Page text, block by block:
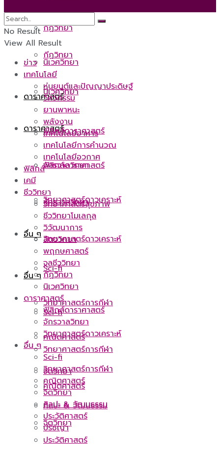
กีฏวิทยา
นิเวศวิทยา
ดาราศาสตร์
ฟิสิกส์ดาราศาสตร์
จักรวาลวิทยา
วิทยาศาสตร์ดาวเคราะห์
อื่น ๆ
Sci-fi
วิทยาศาสตร์การกีฬา
คณิตศาสตร์
จิตวิทยา
กีฏวิทยา
นิเวศวิทยา
ดาราศาสตร์
ฟิสิกส์ดาราศาสตร์
จักรวาลวิทยา
วิทยาศาสตร์ดาวเคราะห์
อื่น ๆ
Sci-fi
วิทยาศาสตร์การกีฬา
คณิตศาสตร์
จิตวิทยา
ศิลปะ & วัฒนธรรม
ประวัติศาสตร์
No Result
View All Result
ข่าว
เทคโนโลยี
หุ่นยนต์และปัญญาประดิษฐ์
วิศวกรรม
ยานพาหนะ
พลังงาน
เทคโนโลยีอาหาร
เทคโนโลยีการคำนวณ
เทคโนโลยีอวกาศ
ฟิสิกส์
เคมี
ชีววิทยา
วิทยาศาสตร์สุขภาพ
ชีววิทยาโมเลกุล
วิวัฒนาการ
สัตววิทยา
พฤกษศาสตร์
จุลชีววิทยา
กีฏวิทยา
นิเวศวิทยา
ดาราศาสตร์
ฟิสิกส์ดาราศาสตร์
จักรวาลวิทยา
วิทยาศาสตร์ดาวเคราะห์
อื่น ๆ
Sci-fi
วิทยาศาสตร์การกีฬา
คณิตศาสตร์
จิตวิทยา
ศิลปะ & วัฒนธรรม
ประวัติศาสตร์
ปรัชญา